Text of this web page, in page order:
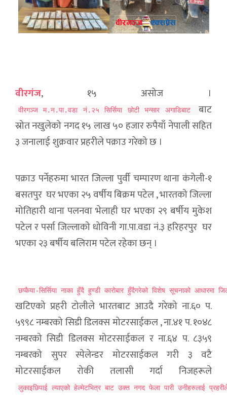
वीरगंज, १५ असोज ।
वीरगञ्ज म.न.पा.वडा नं.२५ सिर्सिया छोटी भन्सार अगाडिबाट
बाट
स्रोत नखुलेको नगद १५ लाख ५० हजार रुपैयाँ नेपाली सहित
३ जनालाई शुक्रवार प्रहरीले पक्राउ गरेको छ ।
पक्राउ पर्नेहरुमा भारत जिल्ला पुर्वी चम्पारण थाना कंगेली-१
बसतपुर घर भएका २५ वर्षीय बिक्रम पटेल , भारतको जिल्ला
मोतिहारी थाना पलनवा भेलाही घर भएका २९ बर्षीय मुकेश
पटेल र पर्सा जिल्लाको धोविनी गा.पा.वडा नं.३ हरिहरपुर घर
भएका २३ बर्षीय बलिराम पटेल रहेका छन् ।
छप्कैया-सिर्सिया नाका हुँदै हुण्डी कारोबार हुँदैगरेको विशेष सूचनाको आधारमा
खटिएको प्रहरी टोलीले भारतबाट आउदै गरेको ना.६० प.
५९९८ नम्बरको सिडी डिलक्स मोटरसाईकल , ना.४१ प. १०४८
नम्बरको सिडी डिलक्स मोटरसाईकल र ना.६४ प. ८३५९
नम्बरको सुपर स्पेलेन्डर मोटरसाईकल गरी ३ वटै
मोटरसाईकल रोकी तलासी गर्दा निजहरूले
लुकाइछिपाई ल्याएको हेल्मेटभित्र बाट उक्त नगद फेला पारी उनीहरुलाई